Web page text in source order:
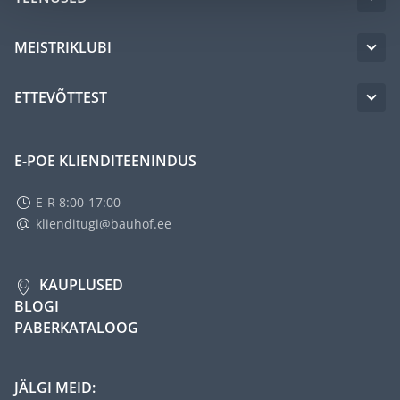
MEISTRIKLUBI
ETTEVÕTTEST
E-POE KLIENDITEENINDUS
E-R 8:00-17:00
klienditugi@bauhof.ee
KAUPLUSED
BLOGI
PABERKATALOOG
JÄLGI MEID: